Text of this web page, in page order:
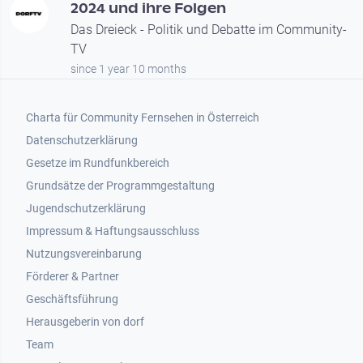
2024 und ihre Folgen
Das Dreieck - Politik und Debatte im Community-
TV
since 1 year 10 months
Footer 1
Charta für Community Fernsehen in Österreich
Datenschutzerklärung
Gesetze im Rundfunkbereich
Grundsätze der Programmgestaltung
Jugendschutzerklärung
Impressum & Haftungsausschluss
Nutzungsvereinbarung
Footer 2
Förderer & Partner
Geschäftsführung
Herausgeberin von dorf
Team